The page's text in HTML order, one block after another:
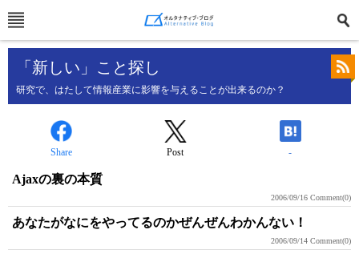
「新しい」こと探し
研究で、はたして情報産業に影響を与えることが出来るのか？
Share Post -
Ajaxの裏の本質
2006/09/16 Comment(0)
あなたがなにをやってるのかぜんぜんわかんない！
2006/09/14 Comment(0)